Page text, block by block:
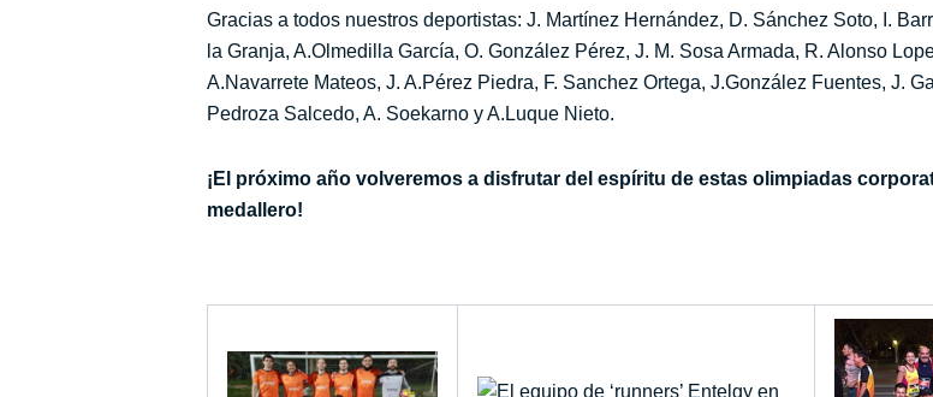
Gracias a todos nuestros deportistas: J. Martínez Hernández, D. Sánchez Soto, I.
la Granja, A.Olmedilla García, O. González Pérez, J. M. Sosa Armada, R. Alonso
A.Navarrete Mateos, J. A.Pérez Piedra, F. Sanchez Ortega, J.González Fuentes, J.
Pedroza Salcedo, A. Soekarno y A.Luque Nieto.
¡El próximo año volveremos a disfrutar del espíritu de estas olimpiadas
medallero!